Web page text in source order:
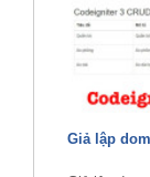
Giả lập